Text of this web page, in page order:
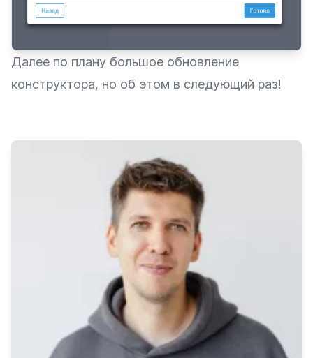
Далее по плану большое обновление
конструктора, но об этом в следующий раз!